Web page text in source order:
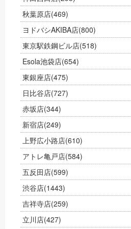
秋葉原店(469)
ヨドバシAKIBA店(800)
東京駅鉄鋼ビル店(518)
Esola池袋店(654)
東銀座店(475)
日比谷店(727)
赤坂店(344)
新宿店(249)
上野広小路店(610)
アトレ亀戸店(584)
五反田店(599)
渋谷店(1443)
吉祥寺店(259)
立川店(427)